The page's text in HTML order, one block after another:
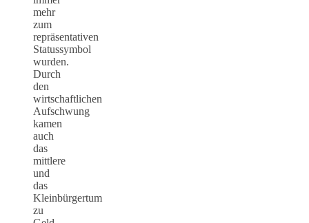
mehr
zum
repräsentativen
Statussymbol
wurden.
Durch
den
wirtschaftlichen
Aufschwung
kamen
auch
das
mittlere
und
das
Kleinbürgertum
zu